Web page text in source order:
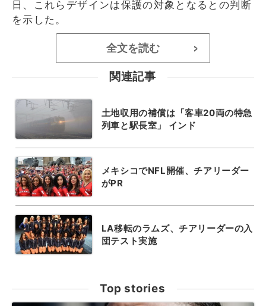
日、これらデザインは保護の対象となるとの判断
を示した。
全文を読む >
関連記事
土地収用の補償は「客車20両の特急
列車と駅長室」 インド
メキシコでNFL開催、チアリーダー
がPR
LA移転のラムズ、チアリーダーの入
団テスト実施
Top stories